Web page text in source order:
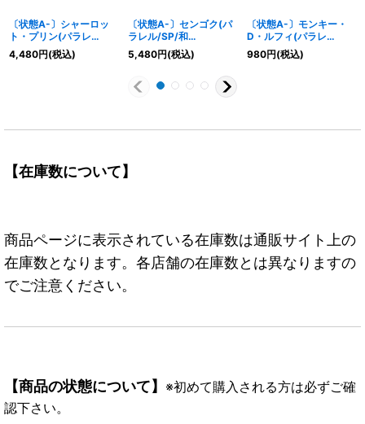
〔状態A-〕シャーロッ
ト・プリン(パラレ
ル/illust:Hashimoto Q)
【SP】{OP06-047}
4,480円(税込)
〔状態A-〕センゴク(パ
ラレル/SP/和
柄/illust:Bashikou)
【SP】{OP07-
5,480円(税込)
〔状態A-〕モンキー・
D・ルフィ(パラレ
ル/illust:Anderson)
【R/P】{OP06-013}
980円(税込)
【在庫数について】
商品ページに表示されている在庫数は通販サイト上の
在庫数となります。各店舗の在庫数とは異なりますの
でご注意ください。
【商品の状態について】 ※初めて購入される方は必ずご確
認下さい。